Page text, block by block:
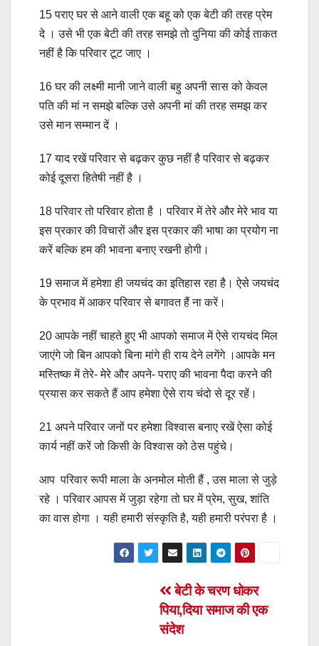
15 पराए घर से आने वाली एक बहू को एक बेटी की तरह प्रेम
दे । उसे भी एक बेटी की तरह समझे तो दुनिया की कोई ताकत
नहीं है कि परिवार टूट जाए ।
16 घर की लक्ष्मी मानी जाने वाली बहु अपनी सास को केवल
पति की मां न समझे बल्कि उसे अपनी मां की तरह समझ कर
उसे मान सम्मान दें ।
17 याद रखें परिवार से बढ़कर कुछ नहीं है परिवार से बढ़कर
कोई दूसरा हितेषी नहीं है ।
18 परिवार तो परिवार होता है । परिवार में तेरे और मेरे भाव या
इस प्रकार की विचारों और इस प्रकार की भाषा का प्रयोग ना
करें बल्कि हम की भावना बनाए रखनी होगी।
19 समाज में हमेशा ही जयचंद का इतिहास रहा है। ऐसे जयचंद
के प्रभाव में आकर परिवार से बगावत हैं ना करें।
20 आपके नहीं चाहते हुए भी आपको समाज में ऐसे रायचंद मिल
जाएंगे जो बिन आपको बिना मांगे ही राय देने लगेंगे ।आपके मन
मस्तिष्क में तेरे- मेरे और अपने- पराए की भावना पैदा करने की
प्रयास कर सकते हैं आप हमेशा ऐसे राय चंदो से दूर रहें।
21 अपने परिवार जनों पर हमेशा विश्वास बनाए रखें ऐसा कोई
कार्य नहीं करें जो किसी के विश्वास को ठेस पहुंचे।
आप परिवार रूपी माला के अनमोल मोती हैं , उस माला से जुड़े
रहे । परिवार आपस में जुड़ा रहेगा तो घर में प्रेम, सुख, शांति
का वास होगा । यही हमारी संस्कृति है, यही हमारी परंपरा है ।
बेटी के चरण धोकर
पिया,दिया समाज की एक
संदेश